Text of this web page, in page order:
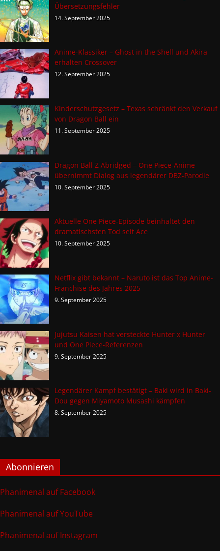
Übersetzungsfehler
14. September 2025
Anime-Klassiker – Ghost in the Shell und Akira
erhalten Crossover
12. September 2025
Kinderschutzgesetz – Texas schränkt den Verkauf
von Dragon Ball ein
11. September 2025
Dragon Ball Z Abridged – One Piece-Anime
übernimmt Dialog aus legendärer DBZ-Parodie
10. September 2025
Aktuelle One Piece-Episode beinhaltet den
dramatischsten Tod seit Ace
10. September 2025
Netflix gibt bekannt – Naruto ist das Top Anime-
Franchise des Jahres 2025
9. September 2025
Jujutsu Kaisen hat versteckte Hunter x Hunter
und One Piece-Referenzen
9. September 2025
Legendärer Kampf bestätigt – Baki wird in Baki-
Dou gegen Miyamoto Musashi kämpfen
8. September 2025
Abonnieren
Phanimenal auf Facebook
Phanimenal auf YouTube
Phanimenal auf Instagram